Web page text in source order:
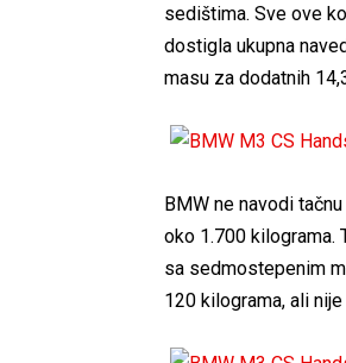
sedištima. Sve ove
dostigla ukupna
masu za dodatnih
BMW ne navodi
oko 1.700 kilograma.
sa sedmostepenim
120 kilograma, ali